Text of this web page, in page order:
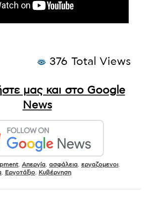
376 Total Views
μας και στο Google
News
Απεργία ασφάλεια εργαζομενοι
Εργοτάξιο Κυβέρνηση